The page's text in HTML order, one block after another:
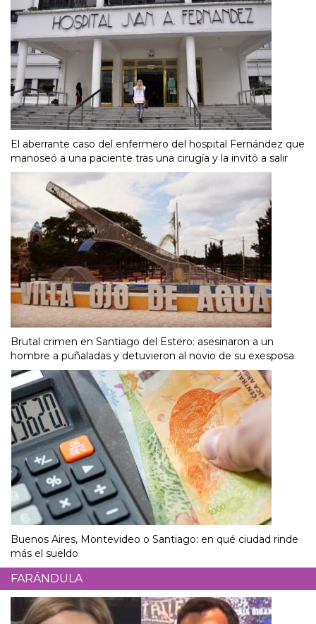
El aberrante caso del enfermero del hospital Fernández que
manoseó a una paciente tras una cirugía y la invitó a salir
Brutal crimen en Santiago del Estero: asesinaron a un
hombre a puñaladas y detuvieron al novio de su exesposa
Buenos Aires, Montevideo o Santiago: en qué ciudad rinde
más el sueldo
FARÁNDULA